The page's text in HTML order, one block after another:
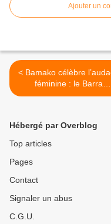
Ajouter un
< Bamako célèbre l’audace
féminine : le Barra
Challenge Women
l’entrepreneuriat au
Hébergé par Overblog
Top articles
Pages
Contact
Signaler un abus
C.G.U.